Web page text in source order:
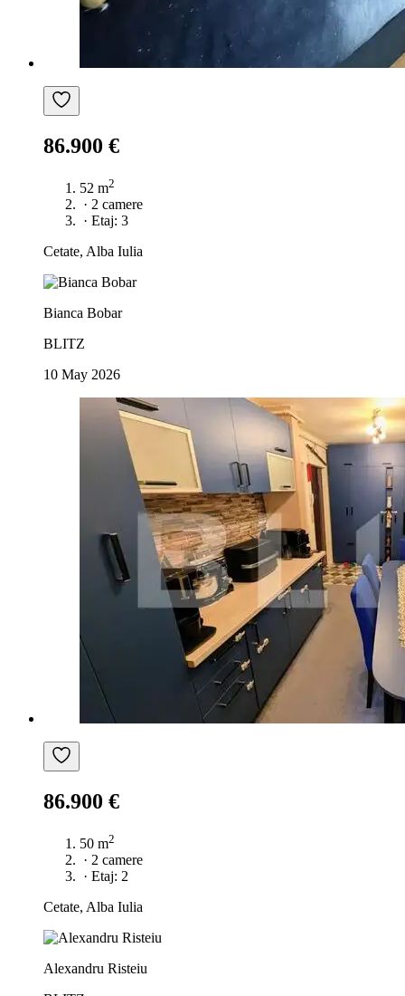
86.900 €
52 m2
· 2 camere
· Etaj: 3
Cetate, Alba Iulia
Bianca Bobar
BLITZ
10 May 2026
86.900 €
50 m2
· 2 camere
· Etaj: 2
Cetate, Alba Iulia
Alexandru Risteiu